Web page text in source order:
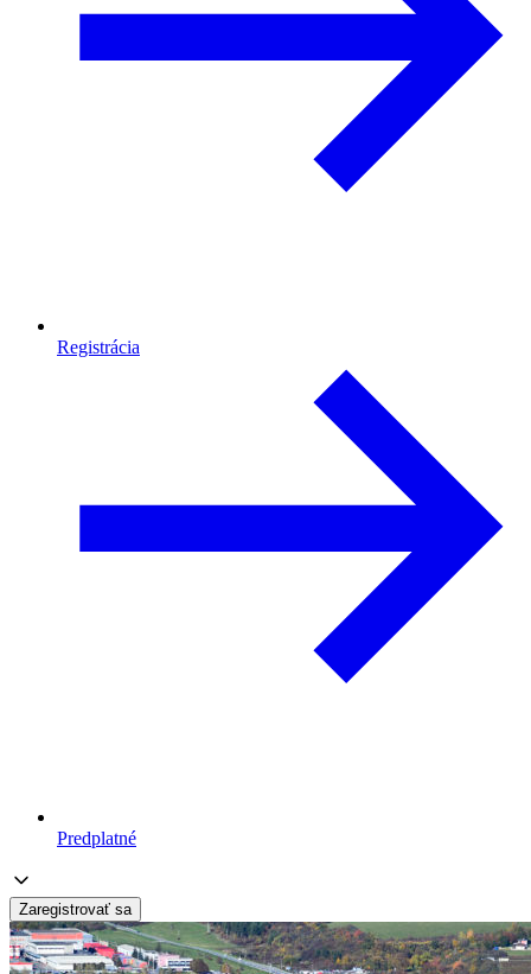
Registrácia
Predplatné
Zaregistrovať sa